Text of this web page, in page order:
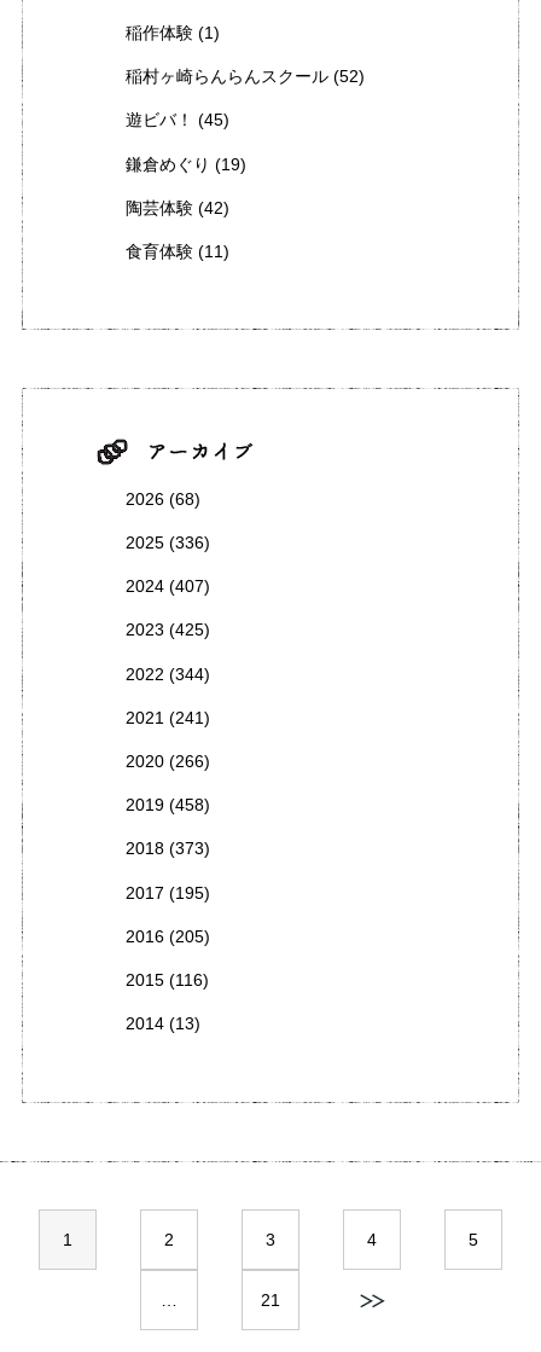
稲作体験(1)
稲村ヶ崎らんらんスクール(52)
遊ビバ！ (45)
鎌倉めぐり (19)
陶芸体験(42)
食育体験(11)
2026(68)
2025(336)
2024(407)
2023 (425)
2022 (344)
2021 (241)
2020(266)
2019(458)
2018(373)
2017 (195)
2016(205)
2015(116)
2014(13)
1 2 3 4 5
21